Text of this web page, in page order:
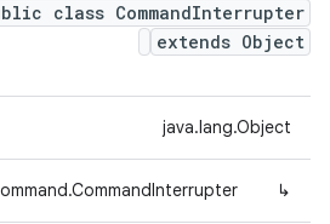
class CommandInterrupter
extends Object
java.lang.Object
↳